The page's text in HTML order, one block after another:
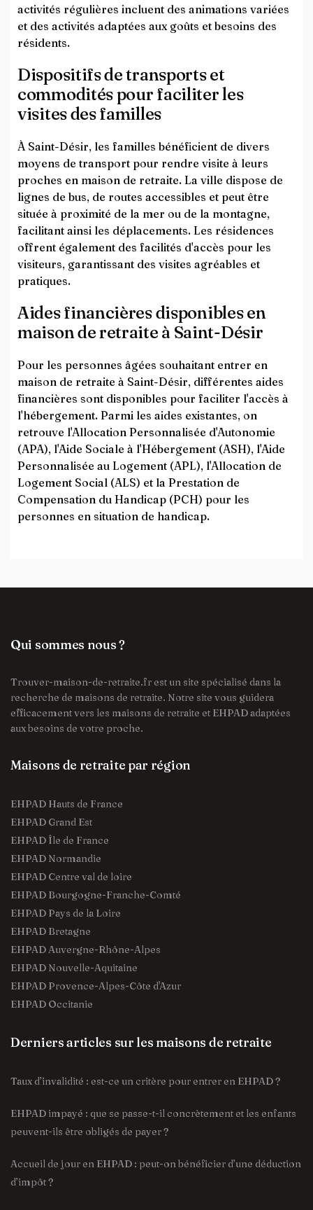
activités régulières incluent des animations variées
et des activités adaptées aux goûts et besoins des
résidents.
Dispositifs de transports et
commodités pour faciliter les
visites des familles
À Saint-Désir, les familles bénéficient de divers
moyens de transport pour rendre visite à leurs
proches en maison de retraite. La ville dispose de
lignes de bus, de routes accessibles et peut être
située à proximité de la mer ou de la montagne,
facilitant ainsi les déplacements. Les résidences
offrent également des facilités d'accès pour les
visiteurs, garantissant des visites agréables et
pratiques.
Aides financières disponibles en
maison de retraite à Saint-Désir
Pour les personnes âgées souhaitant entrer en
maison de retraite à Saint-Désir, différentes aides
financières sont disponibles pour faciliter l'accès à
l'hébergement. Parmi les aides existantes, on
retrouve l'Allocation Personnalisée d'Autonomie
(APA), l'Aide Sociale à l'Hébergement (ASH), l'Aide
Personnalisée au Logement (APL), l'Allocation de
Logement Social (ALS) et la Prestation de
Compensation du Handicap (PCH) pour les
personnes en situation de handicap.
Qui sommes nous ?
Trouver-maison-de-retraite.fr est un site spécialisé dans la
recherche de maisons de retraite. Notre site vous guidera
efficacement vers les maisons de retraite et EHPAD adaptées
aux besoins de votre proche.
Maisons de retraite par région
EHPAD Hauts de France
EHPAD Grand Est
EHPAD Île de France
EHPAD Normandie
EHPAD Centre val de loire
EHPAD Bourgogne-Franche-Comté
EHPAD Pays de la Loire
EHPAD Bretagne
EHPAD Auvergne-Rhône-Alpes
EHPAD Nouvelle-Aquitaine
EHPAD Provence-Alpes-Côte d'Azur
EHPAD Occitanie
Derniers articles sur les maisons de retraite
Taux d’invalidité : est-ce un critère pour entrer en EHPAD ?
EHPAD impayé : que se passe-t-il concrètement et les enfants
peuvent-ils être obligés de payer ?
Accueil de jour en EHPAD : peut-on bénéficier d’une déduction
d’impôt ?